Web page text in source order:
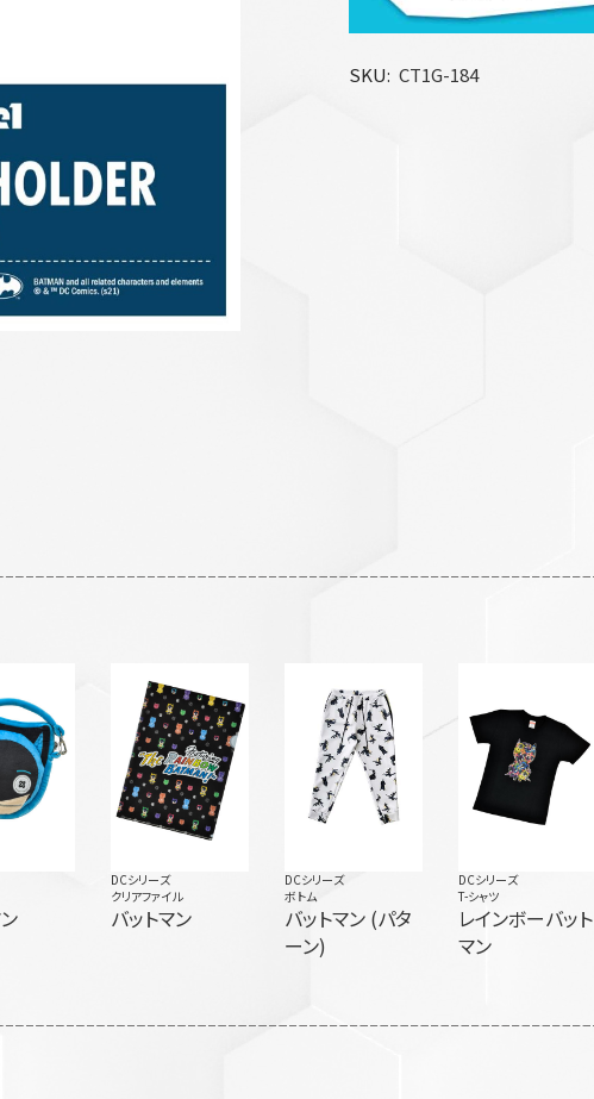
SKU CT1G-184
DCシリーズ
クリアファイル
バットマン
DCシリーズ
ボトム
バットマン (パタ
ーン)
DCシリーズ
T-シャツ
レインボーバット
マン